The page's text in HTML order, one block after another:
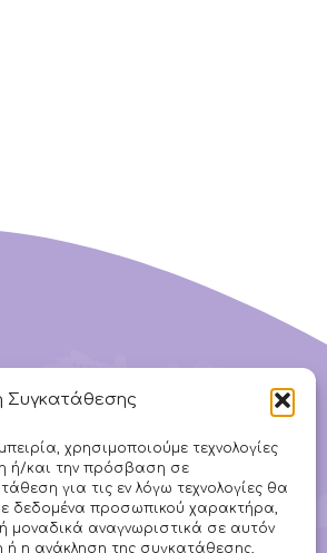
Συγκατάθεσης
χρησιμοποιούμε τεχνολογίες
ή/και την πρόσβαση σε
για τις εν λόγω τεχνολογίες θα
δεδομένα προσωπικού χαρακτήρα,
αναγνωριστικά σε αυτόν
η ανάκληση της συγκατάθεσης,
μας στα